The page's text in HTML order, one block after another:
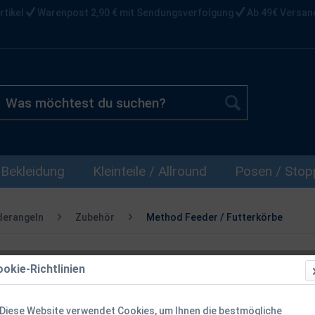
Warenpost 2,90 € mit Sendungsverfolgung Ab 49€
Bekleidung Kleinteile / Allround Posen /
Zubehör Method Feeder / Futterkörbe
Guru X-Safe
28g 45g
Richtlinien
Diese Website verwendet Cookies, um Ihnen die bestmögliche